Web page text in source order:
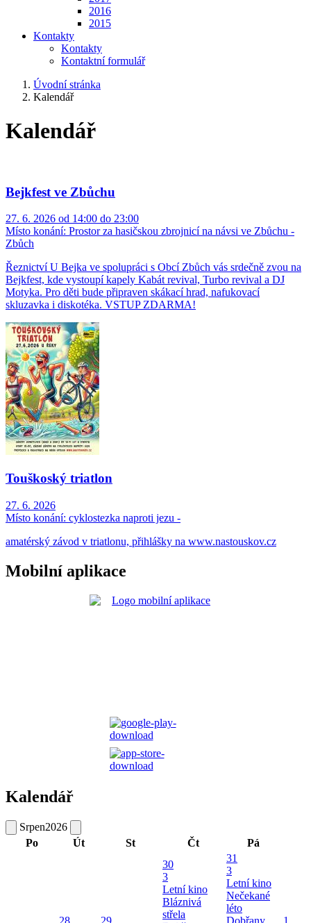
2016
2015
Kontakty
Kontakty
Kontaktní formulář
Úvodní stránka
Kalendář
Kalendář
Bejkfest ve Zbůchu
27. 6. 2026 od 14:00 do 23:00
Místo konání: Prostor za hasičskou zbrojnicí na návsi ve Zbůchu -
Zbůch
Řeznictví U Bejka ve spolupráci s Obcí Zbůch vás srdečně zvou na
Bejkfest, kde vystoupí kapely Kabát revival, Turbo revival a DJ
Motyka. Pro děti bude připraven skákací hrad, nafukovací
skluzavka i diskotéka. VSTUP ZDARMA!
Touškoský triatlon
27. 6. 2026
Místo konání: cyklostezka naproti jezu -
amatérský závod v triatlonu, přihlášky na www.nastouskov.cz
Mobilní aplikace
Kalendář
Srpen2026
Po
Út St Čt Pá
30
3
Letní kino
Bláznivá
střela
31
3
Letní kino
Nečekané
léto